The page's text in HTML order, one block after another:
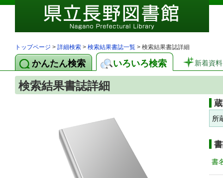
トップページ > 詳細検索 > 検索結果書誌一覧 > 検索結果書誌詳細
かんたん検索 いろいろ検索 新着資料
検索結果書誌詳細
所
書